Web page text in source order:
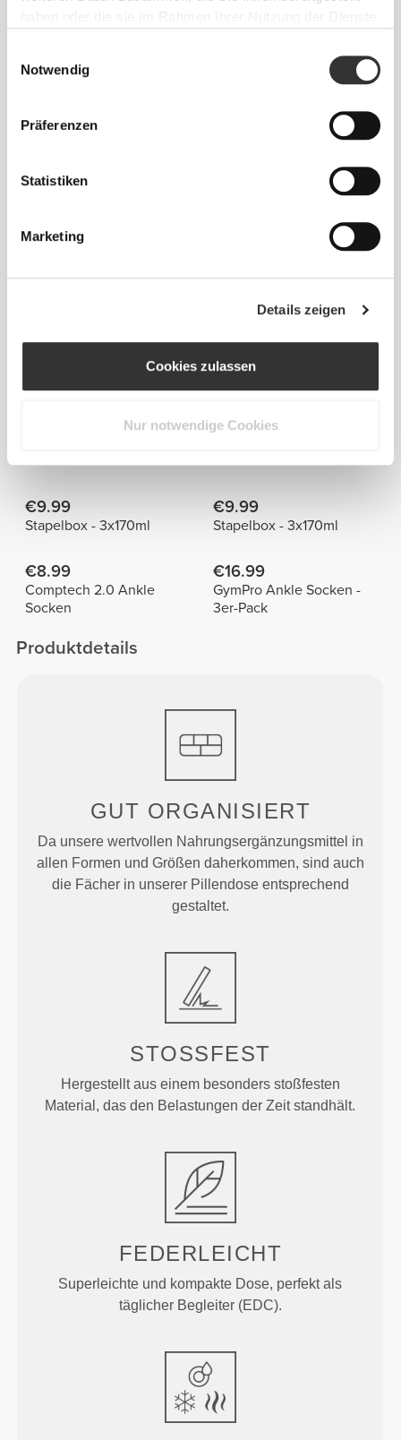
Notwendig
Präferenzen
Statistiken
Marketing
Details zeigen
Cookies zulassen
Nur notwendige Cookies
1
1
€9.99
Stapelbox - 3x170ml
€9.99
Stapelbox - 3x170ml
€8.99
Comptech 2.0 Ankle
Socken
€16.99
GymPro Ankle Socken -
3er-Pack
Produktdetails
GUT ORGANISIERT
Da unsere wertvollen Nahrungsergänzungsmittel in
allen Formen und Größen daherkommen, sind auch
die Fächer in unserer Pillendose entsprechend
gestaltet.
STOSSFEST
Hergestellt aus einem besonders stoßfesten
Material, das den Belastungen der Zeit standhält.
FEDERLEICHT
Superleichte und kompakte Dose, perfekt als
täglicher Begleiter (EDC).